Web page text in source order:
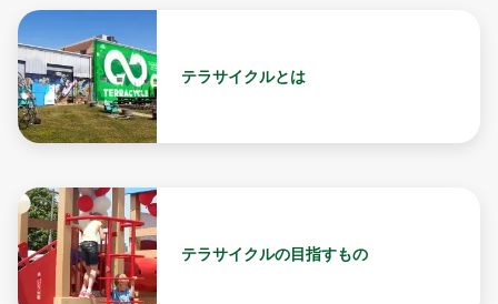
テラサイクルとは
テラサイクルの目指すもの